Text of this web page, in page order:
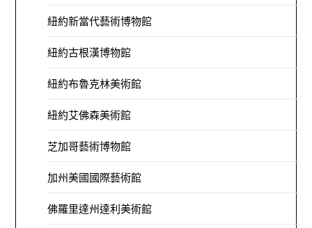
紐約新當代藝術博物館
紐約古根漢博物館
紐約布魯克林美術館
紐約艾佛森美術館
芝加哥藝術博物館
加州美國國際藝術館
佛羅里達州達利美術館